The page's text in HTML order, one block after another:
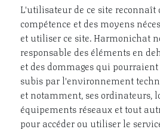
L'utilisateur de ce site reconnaît
compétence et des moyens
et utiliser ce site. Harmonichat
responsable des éléments en
et des dommages qui
subis par l'environnement
et notamment, ses ordinateurs,
équipements réseaux et tout
pour accéder ou utiliser le